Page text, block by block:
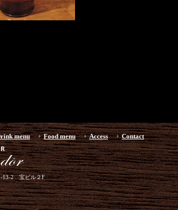
menu Food menu Access Contact
13-2 宝ビル２F